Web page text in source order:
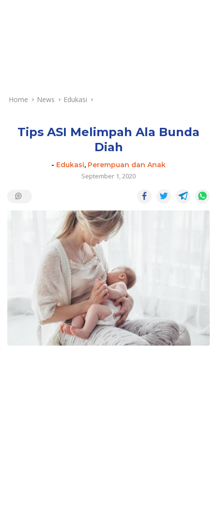
Home News Edukasi
Tips ASI Melimpah Ala Bunda
Diah
- Edukasi, Perempuan dan Anak
September 1, 2020